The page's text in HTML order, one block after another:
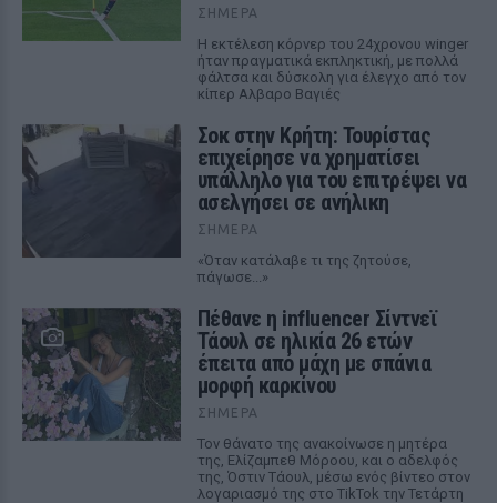
ΣΉΜΕΡΑ
Η εκτέλεση κόρνερ του 24χρονου winger
ήταν πραγματικά εκπληκτική, με πολλά
φάλτσα και δύσκολη για έλεγχο από τον
κίπερ Αλβαρο Βαγιές
Σοκ στην Κρήτη: Τουρίστας
επιχείρησε να χρηματίσει
υπάλληλο για του επιτρέψει να
ασελγήσει σε ανήλικη
ΣΉΜΕΡΑ
«Όταν κατάλαβε τι της ζητούσε,
πάγωσε...»
Πέθανε η influencer Σίντνεϊ
Τάουλ σε ηλικία 26 ετών
έπειτα από μάχη με σπάνια
μορφή καρκίνου
ΣΉΜΕΡΑ
Τον θάνατο της ανακοίνωσε η μητέρα
της, Ελίζαμπεθ Μόροου, και ο αδελφός
της, Όστιν Τάουλ, μέσω ενός βίντεο στον
λογαριασμό της στο TikTok την Τετάρτη